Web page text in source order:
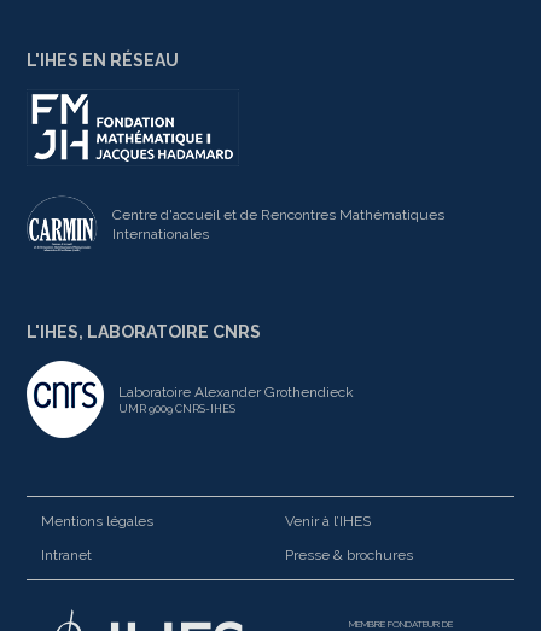
L'IHES EN RÉSEAU
Centre d'accueil et de Rencontres Mathématiques
Internationales
L'IHES, LABORATOIRE CNRS
Laboratoire Alexander Grothendieck
UMR 9009 CNRS-IHES
Mentions légales
Venir à l’IHES
Intranet
Presse & brochures
MEMBRE FONDATEUR DE